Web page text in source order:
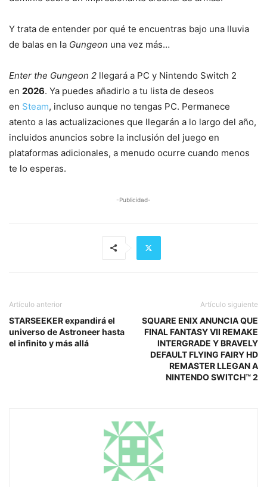
Y trata de entender por qué te encuentras bajo una lluvia
de balas en la Gungeon una vez más…
Enter the Gungeon 2 llegará a PC y Nintendo Switch 2
en 2026. Ya puedes añadirlo a tu lista de deseos
en Steam, incluso aunque no tengas PC. Permanece
atento a las actualizaciones que llegarán a lo largo del año,
incluidos anuncios sobre la inclusión del juego en
plataformas adicionales, a menudo ocurre cuando menos
te lo esperas.
-Publicidad-
Artículo anterior
STARSEEKER expandirá el
universo de Astroneer hasta
el infinito y más allá
Artículo siguiente
SQUARE ENIX ANUNCIA QUE
FINAL FANTASY VII REMAKE
INTERGRADE Y BRAVELY
DEFAULT FLYING FAIRY HD
REMASTER LLEGAN A
NINTENDO SWITCH™ 2